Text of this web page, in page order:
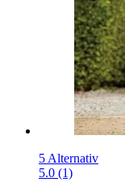
5 Alternativ
5.0 (1)